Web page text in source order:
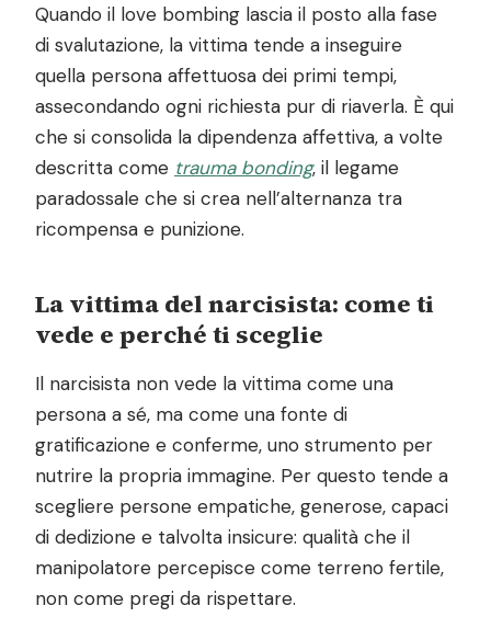
Quando il love bombing lascia il posto alla fase
di svalutazione, la vittima tende a inseguire
quella persona affettuosa dei primi tempi,
assecondando ogni richiesta pur di riaverla. È qui
che si consolida la dipendenza affettiva, a volte
descritta come trauma bonding, il legame
paradossale che si crea nell’alternanza tra
ricompensa e punizione.
La vittima del narcisista: come ti
vede e perché ti sceglie
Il narcisista non vede la vittima come una
persona a sé, ma come una fonte di
gratificazione e conferme, uno strumento per
nutrire la propria immagine. Per questo tende a
scegliere persone empatiche, generose, capaci
di dedizione e talvolta insicure: qualità che il
manipolatore percepisce come terreno fertile,
non come pregi da rispettare.